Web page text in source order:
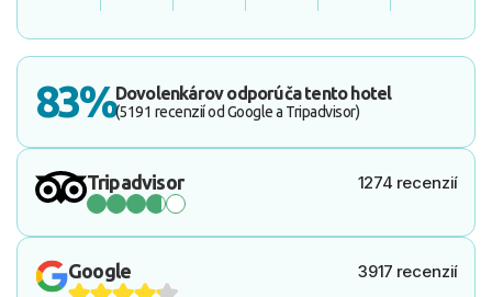
83%Dovolenkárov odporúča tento hotel
(5191 recenzií od Google a Tripadvisor)
Tripadvisor 1274 recenzií
Google 3917 recenzií